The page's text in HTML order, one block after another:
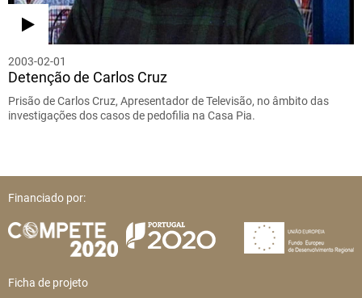
2003-02-01
Detenção de Carlos Cruz
Prisão de Carlos Cruz, Apresentador de Televisão, no âmbito das
investigações dos casos de pedofilia na Casa Pia.
Financiado por:
Ficha de projeto